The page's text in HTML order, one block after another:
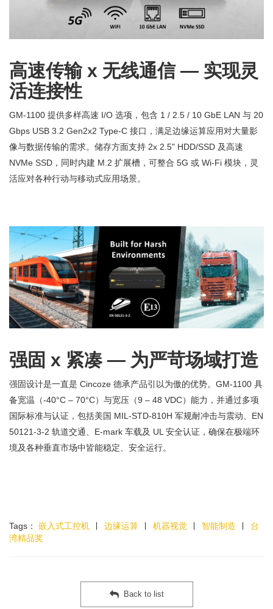
高速传输 x 无线通信 — 实现灵
活连接性
GM-1100 提供多样高速 I/O 选项，包含 1 / 2.5 / 10 GbE LAN 与 20
Gbps USB 3.2 Gen2x2 Type-C 接口，满足边缘运算应用对大量影
像与数据传输的需求。储存方面支持 2x 2.5" HDD/SSD 及高速
NVMe SSD，同时内建 M.2 扩展槽，可整合 5G 或 Wi-Fi 模块，灵
活应对各种行动与移动式应用场景。
强固 x 紧凑 — 为严苛场域打造
强固设计是一直是 Cincoze 德承产品引以为傲的优势。GM-1100 具
备宽温（-40°C – 70°C）与宽压（9 – 48 VDC）能力，并通过多项
国际标准与认证，包括美国 MIL-STD-810H 军规耐冲击与震动、EN
50121-3-2 轨道交通、E-mark 车载及 UL 安全认证，确保在极端环
境及各种垂直市场中皆能稳定、安全运行。
Tags： 嵌入式工控机 边缘运算 机器视觉 智能制造
台
湾精品奖
Back to list